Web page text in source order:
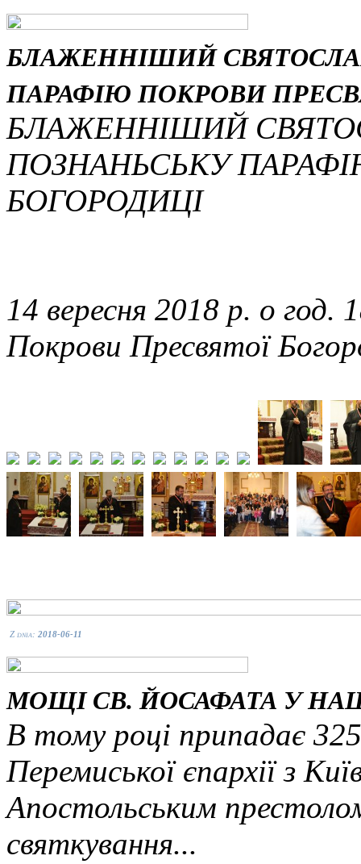
БЛАЖЕННІШИЙ
ПАРАФІЮ ПОКРОВИ
БЛАЖЕННІШИЙ
ПОЗНАНЬСЬКУ
БОГОРОДИЦІ
14 вересня 2018 р. о год.
Покрови Пресвятої
Z dnia: 2018-06-11
МОЩІ СВ. ЙОСАФАТА У
В тому році припадає
Перемиської єпархії з
Апостольським
святкування...